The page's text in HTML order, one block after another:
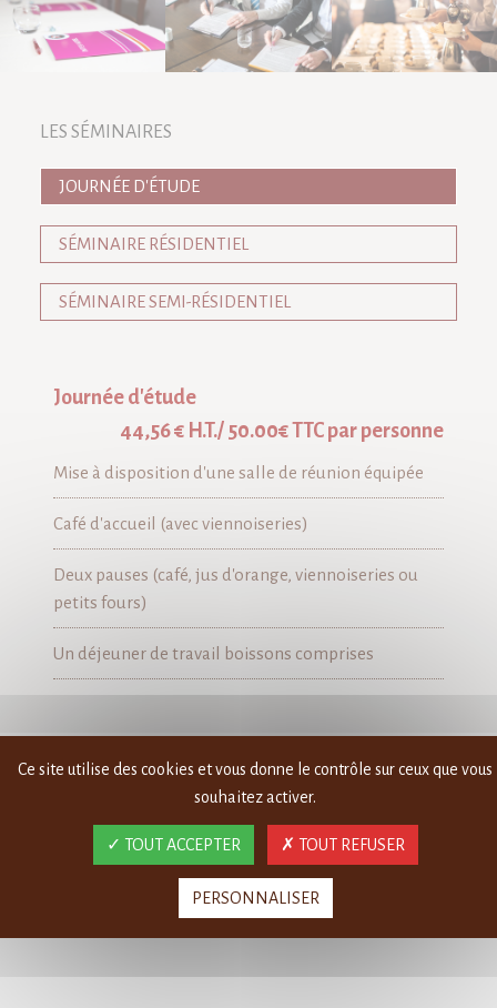
LES SÉMINAIRES
JOURNÉE D'ÉTUDE
SÉMINAIRE RÉSIDENTIEL
SÉMINAIRE SEMI-RÉSIDENTIEL
Journée d'étude
44,56 € H.T./ 50.00€ TTC par personne
Mise à disposition d'une salle de réunion équipée
Café d'accueil (avec viennoiseries)
Deux pauses (café, jus d'orange, viennoiseries ou
petits fours)
Un déjeuner de travail boissons comprises
Ce site utilise des cookies et vous donne le contrôle sur ceux que vous
souhaitez activer.
TOUT ACCEPTER TOUT REFUSER
PERSONNALISER